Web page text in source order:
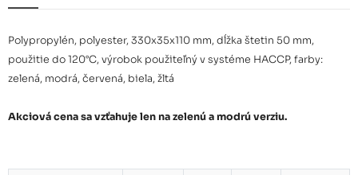
Ručný zmeták 357 mm stredne
tvrdý biely
Polypropylén, polyester, 330x35x110 mm, dĺžka štetin 50 mm,
použitie do 120°C, výrobok použiteľný v systéme HACCP, farby:
zelená, modrá, červená, biela, žltá
Akciová cena sa vzťahuje len na zelenú a modrú verziu.